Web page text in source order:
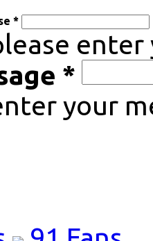
*
enter
*
your